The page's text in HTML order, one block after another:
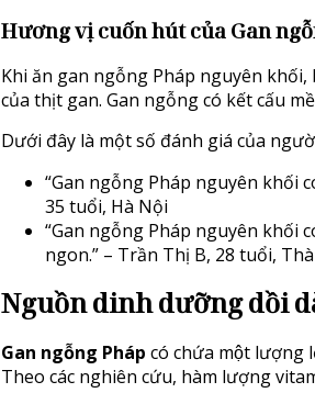
Hương vị cuốn hút của Gan
Khi ăn gan ngỗng Pháp nguyên
của thịt gan. Gan ngỗng có kết cấu
Dưới đây là một số đánh giá của
“Gan ngỗng Pháp nguyên khối
35 tuổi, Hà Nội
“Gan ngỗng Pháp nguyên khối
ngon.” – Trần Thị B, 28 tuổi,
Nguồn dinh dưỡng dồi
Gan ngỗng Pháp có chứa một lượng
Theo các nghiên cứu, hàm lượng